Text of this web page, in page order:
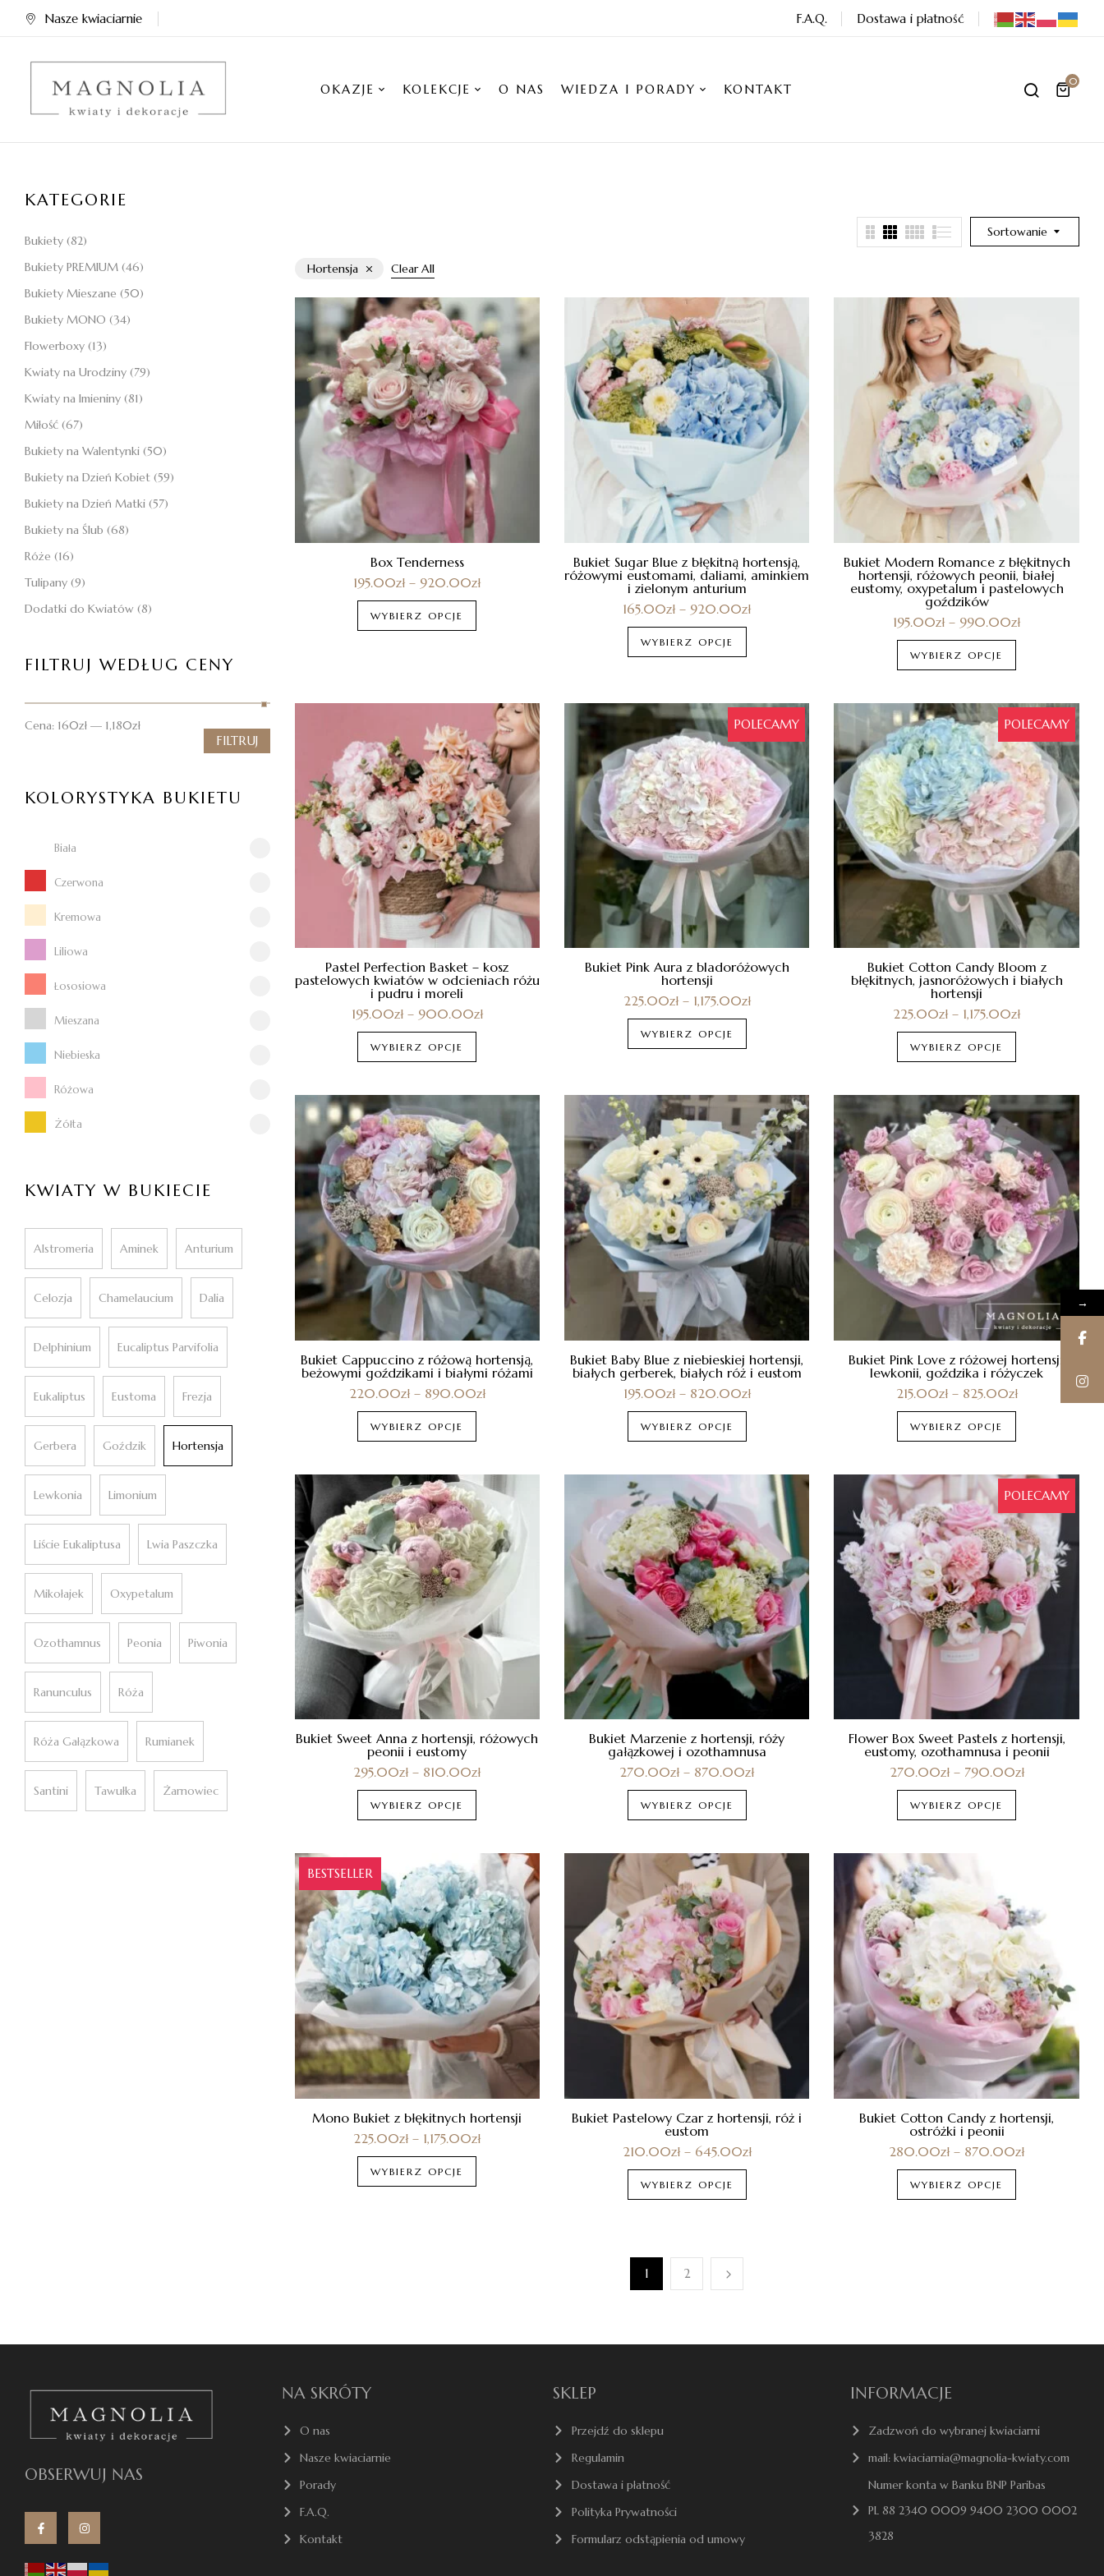
Nasze kwiaciarnie F.A.Q. Dostawa i płatność
OKAZJE KOLEKCJE O NAS WIEDZA I PORADY KONTAKT 0
KATEGORIE
Bukiety (82)
Bukiety PREMIUM (46)
Bukiety Mieszane (50)
Bukiety MONO (34)
Flowerboxy (13)
Kwiaty na Urodziny (79)
Kwiaty na Imieniny (81)
Miłość (67)
Bukiety na Walentynki (50)
Bukiety na Dzień Kobiet (59)
Bukiety na Dzień Matki (57)
Bukiety na Ślub (68)
Róże (16)
Tulipany (9)
Dodatki do Kwiatów (8)
FILTRUJ WEDŁUG CENY
FILTRUJ
Cena: 160zł — 1,180zł
KOLORYSTYKA BUKIETU
Biała
Czerwona
Kremowa
Liliowa
Łososiowa
Mieszana
Niebieska
Różowa
Żółta
KWIATY W BUKIECIE
Alstromeria Aminek Anturium
Celozja Chamelaucium Dalia
Delphinium Eucaliptus Parvifolia
Eukaliptus Eustoma Frezja
Gerbera Goździk Hortensja
Lewkonia Limonium
Liście Eukaliptusa Lwia Paszczka
Mikołajek Oxypetalum
Ozothamnus Peonia Piwonia
Ranunculus Róża
Róża Gałązkowa Rumianek
Santini Tawułka Żarnowiec
Sortowanie
Hortensja Clear All
Box Tenderness
195.00zł – 920.00zł
WYBIERZ OPCJE
Bukiet Sugar Blue z błękitną hortensją,
różowymi eustomami, daliami, aminkiem
i zielonym anturium
165.00zł – 920.00zł
WYBIERZ OPCJE
Bukiet Modern Romance z błękitnych
hortensji, różowych peonii, białej
eustomy, oxypetalum i pastelowych
goździków
195.00zł – 990.00zł
WYBIERZ OPCJE
Pastel Perfection Basket – kosz
pastelowych kwiatów w odcieniach różu
i pudru i moreli
195.00zł– 900.00zł
WYBIERZ OPCJE
POLECAMY
Bukiet Pink Aura z bladoróżowych
hortensji
225.00zł– 1,175.00zł
WYBIERZ OPCJE
POLECAMY
Bukiet Cotton Candy Bloom z
błękitnych, jasnoróżowych i białych
hortensji
225.00zł – 1,175.00zł
WYBIERZ OPCJE
Bukiet Cappuccino z różową hortensją,
beżowymi goździkami i białymi różami
220.00zł– 890.00zł
WYBIERZ OPCJE
Bukiet Baby Blue z niebieskiej hortensji,
białych gerberek, białych róż i eustom
195.00zł– 820.00zł
WYBIERZ OPCJE
Bukiet Pink Love z różowej hortensji,
lewkonii, goździka i różyczek
215.00zł– 825.00zł
WYBIERZ OPCJE
Bukiet Sweet Anna z hortensji, różowych
peonii i eustomy
295.00zł – 810.00zł
WYBIERZ OPCJE
Bukiet Marzenie z hortensji, róży
gałązkowej i ozothamnusa
270.00zł – 870.00zł
WYBIERZ OPCJE
POLECAMY
Flower Box Sweet Pastels z hortensji,
eustomy, ozothamnusa i peonii
270.00zł– 790.00zł
WYBIERZ OPCJE
BESTSELLER
Mono Bukiet z błękitnych hortensji
225.00zł – 1,175.00zł
WYBIERZ OPCJE
Bukiet Pastelowy Czar z hortensji, róż i
eustom
210.00zł– 645.00zł
WYBIERZ OPCJE
Bukiet Cotton Candy z hortensji,
ostróżki i peonii
280.00zł – 870.00zł
WYBIERZ OPCJE
1 2
OBSERWUJ NAS
NA SKRÓTY
O nas
Nasze kwiaciarnie
Porady
F.A.Q.
Kontakt
SKLEP
Przejdź do sklepu
Regulamin
Dostawa i płatność
Polityka Prywatności
Formularz odstąpienia od umowy
INFORMACJE
Zadzwoń do wybranej kwiaciarni
mail: kwiaciarnia@magnolia-kwiaty.com
Numer konta w Banku BNP Paribas
PL 88 2340 0009 9400 2300 0002
3828
→